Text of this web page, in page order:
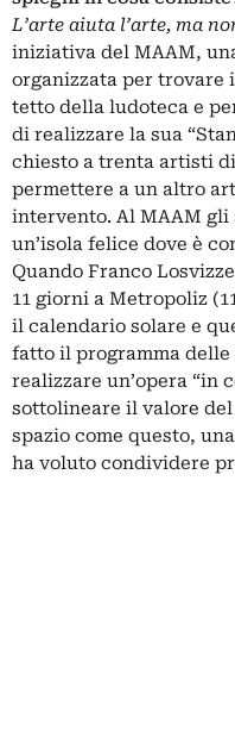
L’arte aiuta l’arte, ma
iniziativa del MAAM,
organizzata per trovare
tetto della ludoteca e
di realizzare la sua
chiesto a trenta artisti
permettere a un altro
intervento. Al MAAM
un’isola felice dove è
Quando Franco
11 giorni a Metropoliz
il calendario solare e
fatto il programma
realizzare un’opera “in
sottolineare il valore
spazio come questo,
ha voluto condividere